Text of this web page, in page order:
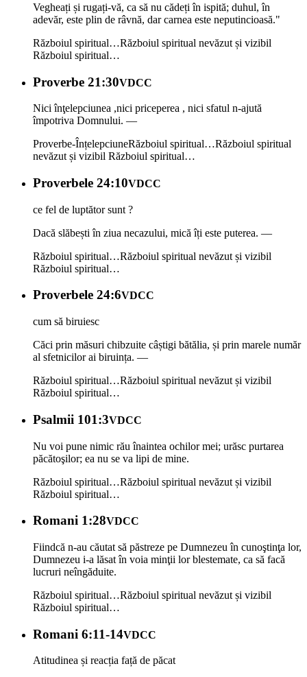
Vegheați și rugați-vă, ca să nu cădeți în ispită; duhul, în
adevăr, este plin de râvnă, dar carnea este neputincioasă."
Războiul spiritual…Războiul spiritual nevăzut și vizibil
Războiul spiritual…
Proverbe 21:30VDCC
Nici înţelepciunea ,nici priceperea , nici sfatul n-ajută
împotriva Domnului. —
Proverbe-ÎnțelepciuneRăzboiul spiritual…Războiul spiritual
nevăzut și vizibil Războiul spiritual…
Proverbele 24:10VDCC
ce fel de luptător sunt ?
Dacă slăbești în ziua necazului, mică îți este puterea. —
Războiul spiritual…Războiul spiritual nevăzut și vizibil
Războiul spiritual…
Proverbele 24:6VDCC
cum să biruiesc
Căci prin măsuri chibzuite câștigi bătălia, și prin marele număr
al sfetnicilor ai biruința. —
Războiul spiritual…Războiul spiritual nevăzut și vizibil
Războiul spiritual…
Psalmii 101:3VDCC
Nu voi pune nimic rău înaintea ochilor mei; urăsc purtarea
păcătoşilor; ea nu se va lipi de mine.
Războiul spiritual…Războiul spiritual nevăzut și vizibil
Războiul spiritual…
Romani 1:28VDCC
Fiindcă n-au căutat să păstreze pe Dumnezeu în cunoştinţa lor,
Dumnezeu i-a lăsat în voia minţii lor blestemate, ca să facă
lucruri neîngăduite.
Războiul spiritual…Războiul spiritual nevăzut și vizibil
Războiul spiritual…
Romani 6:11-14VDCC
Atitudinea și reacția față de păcat